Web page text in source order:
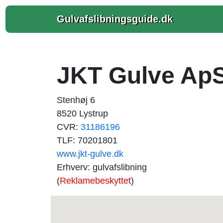
Gulvafslibningsguide.dk
JKT Gulve
Stenhøj 6
8520 Lystrup
CVR: 31186196
TLF: 70201801
www.jkt-gulve.dk
Erhverv: gulvafslibning
(Reklamebeskyttet)